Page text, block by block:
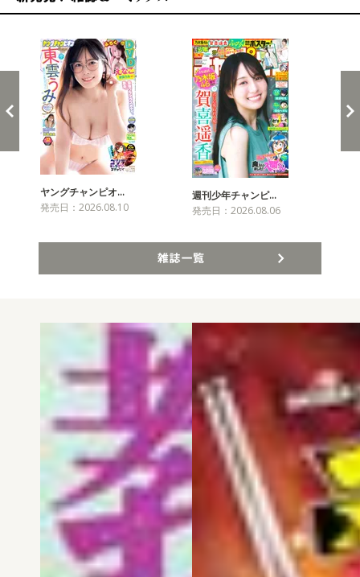
ヤングチャンピオ…
発売日：2026.08.10
週刊少年チャンピ…
発売日：2026.08.06